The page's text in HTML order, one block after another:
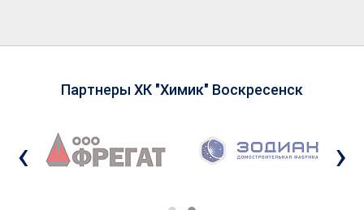
Партнеры ХК "Химик" Воскресенск
‹ ›